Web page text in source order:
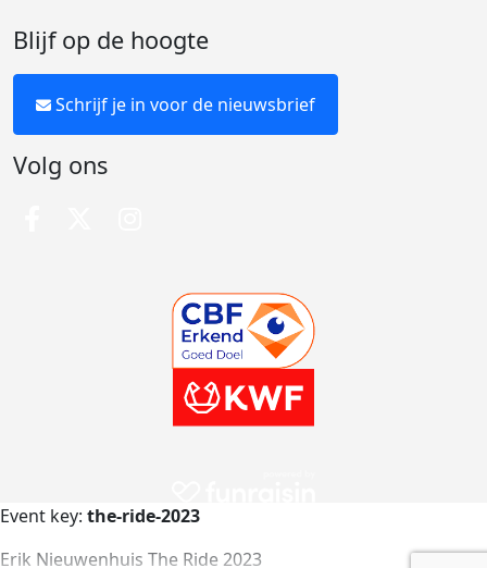
Blijf op de hoogte
Schrijf je in voor de nieuwsbrief
Volg ons
Event key: the-ride-2023
Erik Nieuwenhuis The Ride 2023